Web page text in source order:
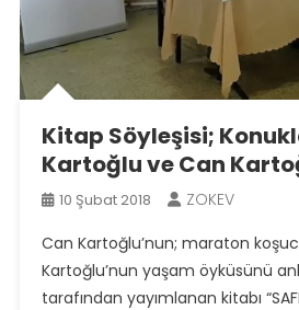
Kitap Söyleşisi;
Kartoğlu ve Can
10 Şubat 2018
ZOKEV
Can Kartoğlu’nun; maraton
Kartoğlu’nun yaşam öyküsünü
tarafından yayımlanan kitabı